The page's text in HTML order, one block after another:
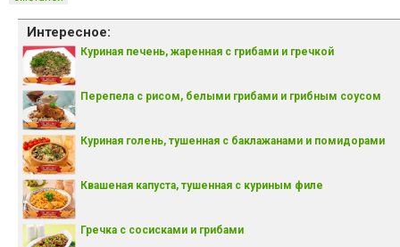
Интересное:
Куриная печень, жаренная с грибами и гречкой
Перепела с рисом, белыми грибами и грибным соусом
Куриная голень, тушенная с баклажанами и помидорами
Квашеная капуста, тушенная с куриным филе
Гречка с сосисками и грибами